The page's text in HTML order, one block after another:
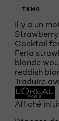
TXMC
il y a un
Strawberry
Cocktail
Feria
blonde
reddish
Traduire
Affiché